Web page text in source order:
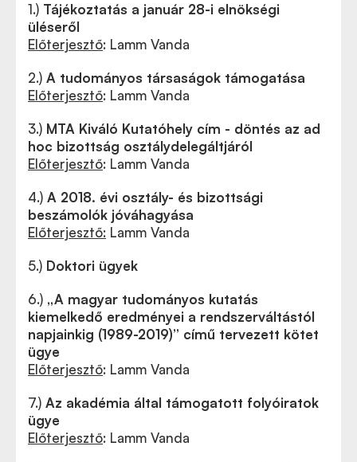
1.) Tájékoztatás a január 28-i elnökségi
üléseről
Előterjesztő: Lamm Vanda
2.) A tudományos társaságok támogatása
Előterjesztő: Lamm Vanda
3.) MTA Kiváló Kutatóhely cím - döntés az ad
hoc bizottság osztálydelegáltjáról
Előterjesztő: Lamm Vanda
4.) A 2018. évi osztály- és bizottsági
beszámolók jóváhagyása
Előterjesztő: Lamm Vanda
5.) Doktori ügyek
6.) „A magyar tudományos kutatás
kiemelkedő eredményei a rendszerváltástól
napjainkig (1989-2019)” című tervezett kötet
ügye
Előterjesztő: Lamm Vanda
7.) Az akadémia által támogatott folyóiratok
ügye
Előterjesztő: Lamm Vanda